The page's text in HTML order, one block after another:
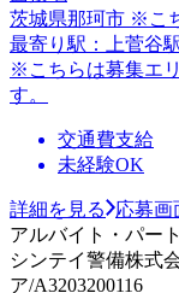
茨城県那珂市 ※こ
最寄り駅：上菅谷
※こちらは募集エ
す。
交通費支給
未経験OK
詳細を見る
応募画
アルバイト・パート
シンテイ警備株式
ア/A3203200116